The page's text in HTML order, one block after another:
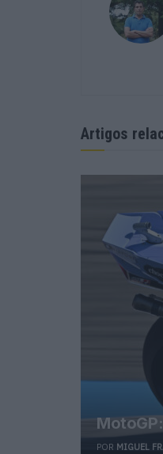
Artigos
POR MIGUEL